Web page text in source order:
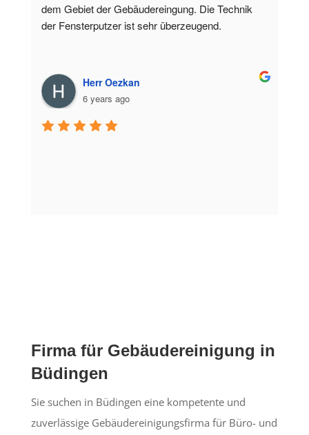
dem Gebiet der Gebäudereingung. Die Technik
der Fensterputzer ist sehr überzeugend.
Herr Oezkan
6 years ago
Firma für Gebäudereinigung in
Büdingen
Sie suchen in Büdingen eine kompetente und
zuverlässige Gebäudereinigungsfirma für Büro- und